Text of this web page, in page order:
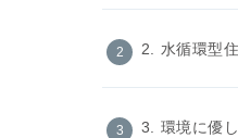
2. 水循環型
3. 環境に優